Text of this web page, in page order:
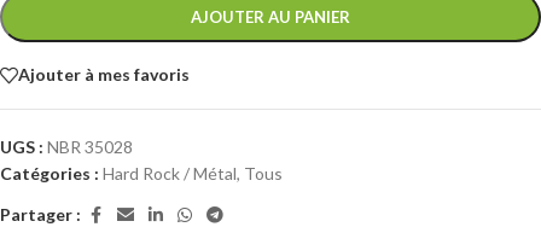
AJOUTER AU PANIER
Ajouter à mes favoris
UGS : NBR 35028
Catégories : Hard Rock / Métal, Tous
Partager :